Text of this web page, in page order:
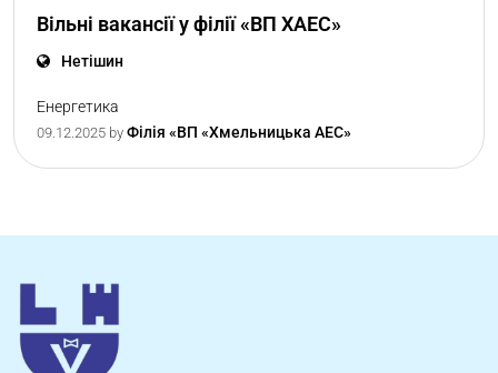
Вільні вакансії у філії «ВП ХАЕС»
Нетішин
Енергетика
09.12.2025 by Філія «ВП «Хмельницька АЕС»